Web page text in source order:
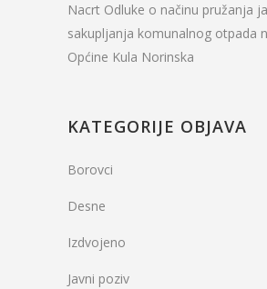
Nacrt Odluke o načinu pružanja
sakupljanja komunalnog otpada
Općine Kula Norinska
KATEGORIJE OBJAVA
Borovci
Desne
Izdvojeno
Javni poziv